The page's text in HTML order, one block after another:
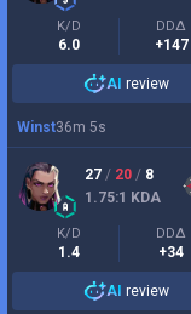
K/D
6.0
DDΔ
+147
AI review
Winst36m 5s
27 / 20 / 8
1.75:1 KDA
K/D
1.4
DDΔ
+34
AI review